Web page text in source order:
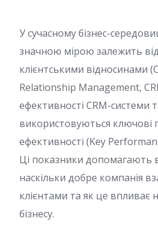
У сучасному бізнес-
значною мірою залежить від
клієнтськими відносинами
Relationship Management,
ефективності CRM-системи
використовуються ключові
ефективності (Key
Ці показники допомагають
наскільки добре компанія
клієнтами та як це впливає
бізнесу.